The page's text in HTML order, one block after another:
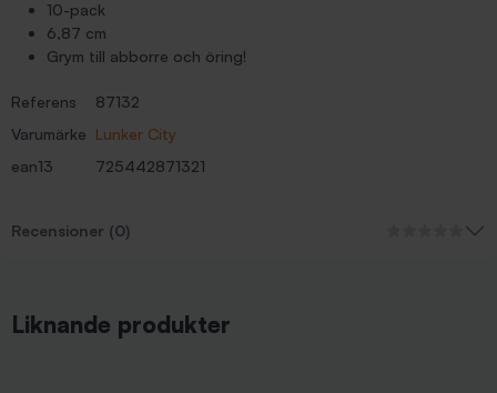
10-pack
6,87 cm
Grym till abborre och öring!
Referens
87132
Varumärke Lunker City
ean13
725442871321
Recensioner (0)
Liknande produkter